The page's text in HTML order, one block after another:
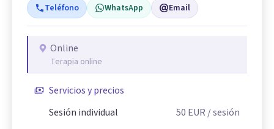
Teléfono WhatsApp Email
Online
Terapia online
Servicios y precios
Sesión individual
50 EUR / sesión